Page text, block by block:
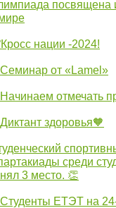
посвящена
нации -2024!
от «Lamel»
отмечать
здоровья🧡
среди
3 место. 👏
ЕТЭТ на